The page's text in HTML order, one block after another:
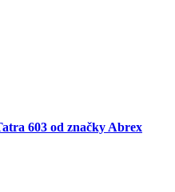
603 od značky Abrex